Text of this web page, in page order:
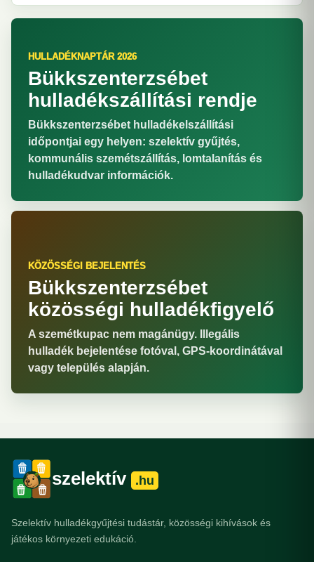
HULLADÉKNAPTÁR 2026
Bükkszenterzsébet
hulladékszállítási rendje
Bükkszenterzsébet hulladékelszállítási
időpontjai egy helyen: szelektív gyűjtés,
kommunális szemétszállítás, lomtalanítás és
hulladékudvar információk.
KÖZÖSSÉGI BEJELENTÉS
Bükkszenterzsébet
közösségi hulladékfigyelő
A szemétkupac nem magánügy. Illegális
hulladék bejelentése fotóval, GPS-koordinátával
vagy település alapján.
szelektív .hu
Szelektív hulladékgyűjtési tudástár, közösségi kihívások és
játékos környezeti edukáció.